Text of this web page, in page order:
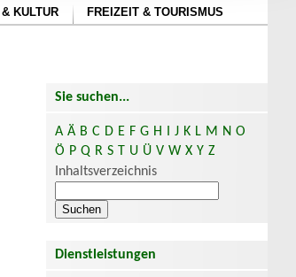
KULTUR FREIZEIT & TOURISMUS
Sie suchen...
A Ä B C D E F G H J K L M N O
Ö P Q R S T U Ü V W X Y Z
Inhaltsverzeichnis
Dienstleistungen